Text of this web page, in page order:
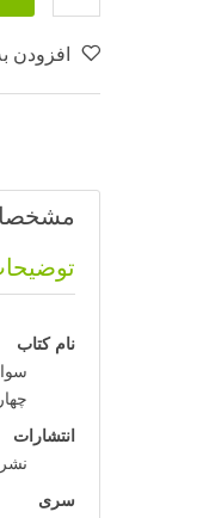
افزودن
نام کتاب
انتشارات
سری